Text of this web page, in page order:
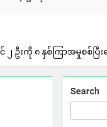
ဦးကို ၈ နှစ်ကြာအမှုစစ်ပြီ
Search